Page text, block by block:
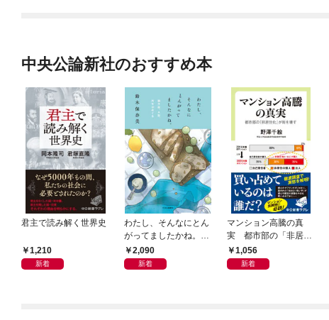
中央公論新社のおすすめ本
君主で読み解く世界史
1,210
新着
わたし、そんなにとん
がってましたかね。
獅子座、Ａ型、丙午は
めぐる
2,090
新着
マンション高騰の真
実 都市部の「非居住
化」が街を壊す
1,056
新着